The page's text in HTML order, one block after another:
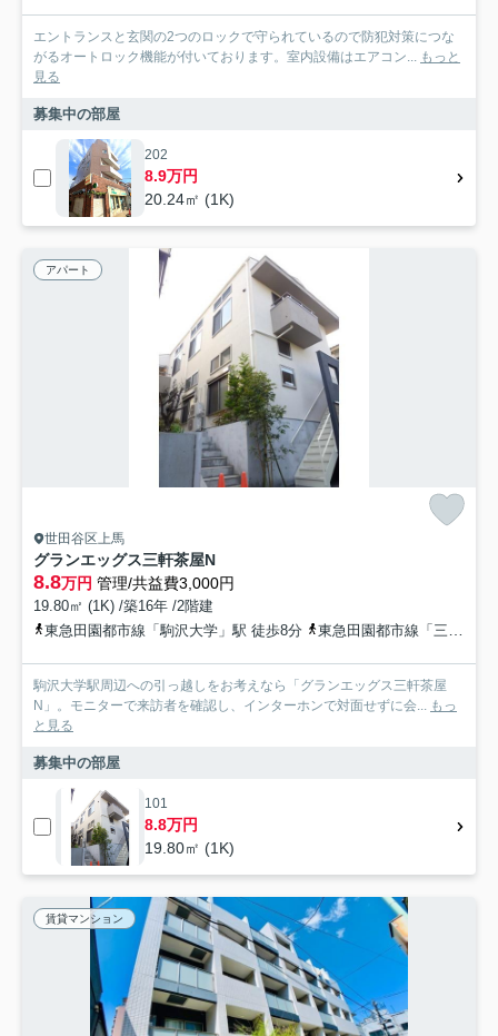
エントランスと玄関の2つのロックで守られているので防犯対策につな
がるオートロック機能が付いております。室内設備はエアコン... もっと
見る
募集中の部屋
202
8.9万円
20.24㎡ (1K)
アパート
世田谷区上馬
グランエッグス三軒茶屋N
8.8万円 管理/共益費3,000円
19.80㎡ (1K) /築16年 /2階建
東急田園都市線「駒沢大学」駅 徒歩8分
東急田園都市線「三軒茶屋」駅 徒歩10分
駒沢大学駅周辺への引っ越しをお考えなら「グランエッグス三軒茶屋
N」。モニターで来訪者を確認し、インターホンで対面せずに会... もっ
と見る
募集中の部屋
101
8.8万円
19.80㎡ (1K)
賃貸マンション